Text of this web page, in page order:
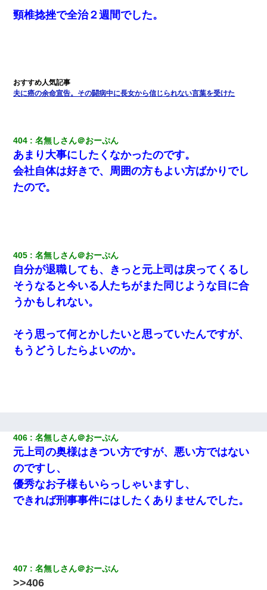
→思わず手を叩いて振り払ったら…
婚活パーティーでよく会う美女がいた。こんな完璧な容姿を持っ
ｗｗｗｗｗ
新卒の女性社員に1年半ストーカーされていた。俺「マジで怖い」
上司「話をしてみる」→女性社員「実は10数年前に…」
[緊急]ベロベロの女に声をかけて行為してきた結果
13歳娘が元嫁のところから逃げてきた。どう扱ったらいいのかわ
からない
【画像】女の子「お母さん！！私ようやくファッションモデルに
選ばれたの！絶対見に来てね！」→悲しい結果がこれ・・・
い」→
【報告者がキチ】嫁「妊娠した」俺『それじゃあ皆に祝ってもら
おう』友人達を家に連れ帰ってホームパーティー→俺『皆に祝え
てもらえて良かったな！』→
お互い干渉はしないようにしましょう」→ その後に結納金の話を
したので、母が・・・
頸椎捻挫で全治２週間でした。
夫に癌の余命宣告。その闘病中に長女から信じられない言葉を受けた
404 名無しさん＠おーぷん
あまり大事にしたくなかったのです。
会社自体は好きで、周囲の方もよい方ばかりでし
たので。
405 名無しさん＠おーぷん
自分が退職しても、きっと元上司は戻ってくるし
そうなると今いる人たちがまた同じような目に合
うかもしれない。
そう思って何とかしたいと思っていたんですが、
もうどうしたらよいのか。
406 名無しさん＠おーぷん
元上司の奥様はきつい方ですが、悪い方ではない
のですし、
優秀なお子様もいらっしゃいますし、
できれば刑事事件にはしたくありませんでした。
407 名無しさん＠おーぷん
>>406